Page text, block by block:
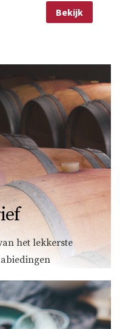
Bekijk
het lekkerste